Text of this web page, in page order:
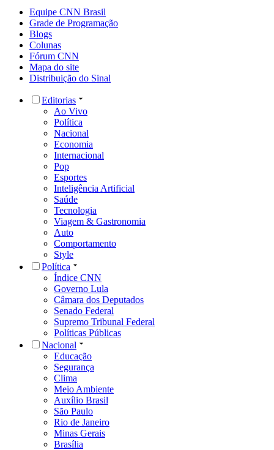
Equipe CNN Brasil
Grade de Programação
Blogs
Colunas
Fórum CNN
Mapa do site
Distribuição do Sinal
Editorias
Ao Vivo
Política
Nacional
Economia
Internacional
Pop
Esportes
Inteligência Artificial
Saúde
Tecnologia
Viagem & Gastronomia
Auto
Comportamento
Style
Política
Índice CNN
Governo Lula
Câmara dos Deputados
Senado Federal
Supremo Tribunal Federal
Políticas Públicas
Nacional
Educação
Segurança
Clima
Meio Ambiente
Auxílio Brasil
São Paulo
Rio de Janeiro
Minas Gerais
Brasília